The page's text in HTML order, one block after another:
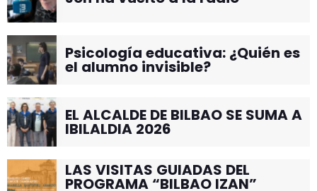
Psicología educativa: ¿Quién es
el alumno invisible?
EL ALCALDE DE BILBAO SE SUMA A
IBILALDIA 2026
LAS VISITAS GUIADAS DEL
PROGRAMA “BILBAO IZAN”